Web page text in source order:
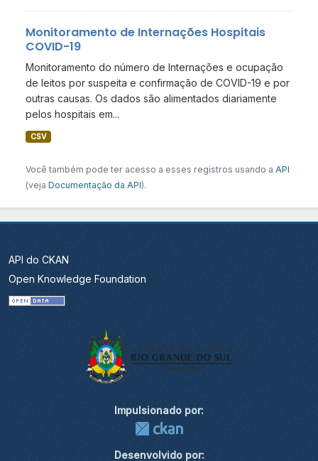
Monitoramento de Internações Hospitais
COVID-19
Monitoramento do número de Internações e ocupação
de leitos por suspeita e confirmação de COVID-19 e por
outras causas. Os dados são alimentados diariamente
pelos hospitais em...
CSV
Você também pode ter acesso a esses registros usando a API
(veja Documentação da API).
API do CKAN
Open Knowledge Foundation
Impulsionado por:
Desenvolvido por: